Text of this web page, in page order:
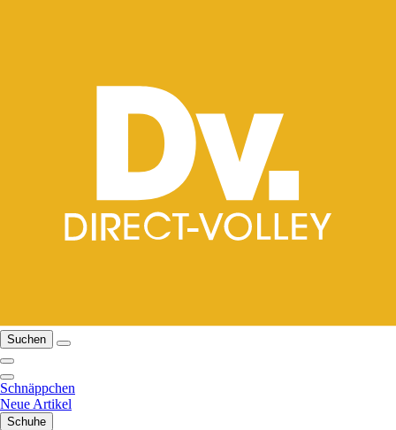
Suchen
Schnäppchen
Neue Artikel
Schuhe